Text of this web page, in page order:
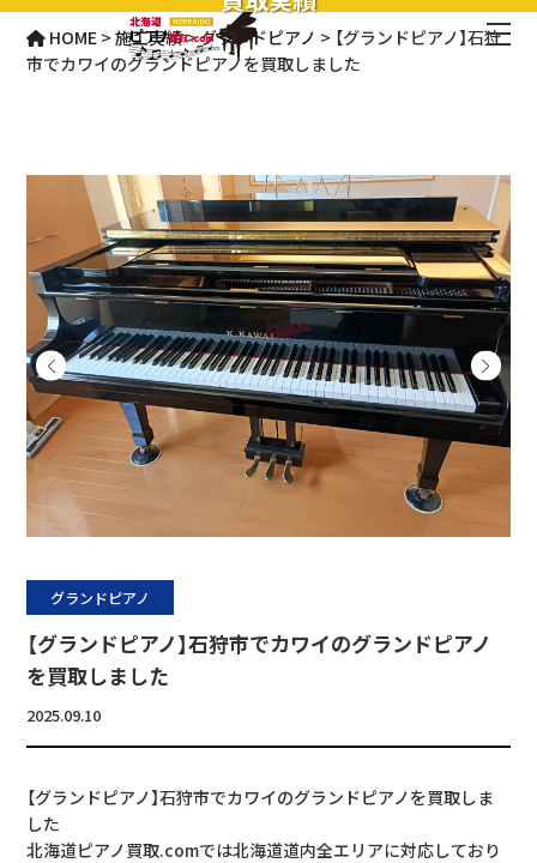
HOME >施工実績>グランドピアノ > 【グランドピアノ】石狩
市でカワイのグランドピアノを買取しました
グランドピアノ
【グランドピアノ】石狩市でカワイのグランドピアノ
を買取しました
2025.09.10
【グランドピアノ】石狩市でカワイのグランドピアノを買取しま
した
北海道ピアノ買取.comでは北海道道内全エリアに対応しており